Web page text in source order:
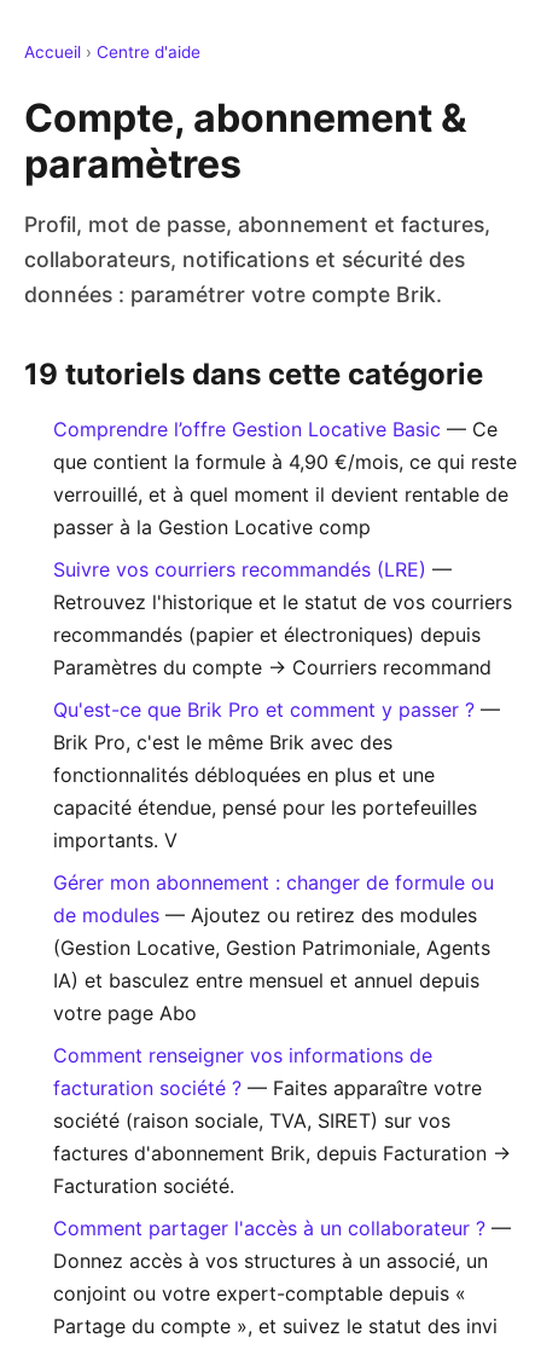
Accueil › Centre d'aide
Compte, abonnement &
paramètres
Profil, mot de passe, abonnement et factures,
collaborateurs, notifications et sécurité des
données : paramétrer votre compte Brik.
19 tutoriels dans cette catégorie
Comprendre l’offre Gestion Locative Basic — Ce
que contient la formule à 4,90 €/mois, ce qui reste
verrouillé, et à quel moment il devient rentable de
passer à la Gestion Locative comp
Suivre vos courriers recommandés (LRE) —
Retrouvez l'historique et le statut de vos courriers
recommandés (papier et électroniques) depuis
Paramètres du compte → Courriers recommand
Qu'est-ce que Brik Pro et comment y passer ? —
Brik Pro, c'est le même Brik avec des
fonctionnalités débloquées en plus et une
capacité étendue, pensé pour les portefeuilles
importants. V
Gérer mon abonnement : changer de formule ou
de modules — Ajoutez ou retirez des modules
(Gestion Locative, Gestion Patrimoniale, Agents
IA) et basculez entre mensuel et annuel depuis
votre page Abo
Comment renseigner vos informations de
facturation société ? — Faites apparaître votre
société (raison sociale, TVA, SIRET) sur vos
factures d'abonnement Brik, depuis Facturation →
Facturation société.
Comment partager l'accès à un collaborateur ? —
Donnez accès à vos structures à un associé, un
conjoint ou votre expert-comptable depuis «
Partage du compte », et suivez le statut des invi